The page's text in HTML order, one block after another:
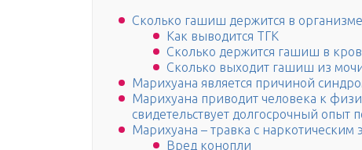
Сколько гашиш держится в организме
Как выводится ТГК
Сколько держится гашиш в
Сколько выходит гашиш из
Марихуана является причиной
Марихуана приводит человека к
свидетельствует долгосрочный опыт
Марихуана – травка с
Вред конопли